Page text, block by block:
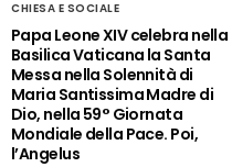
CHIESA E SOCIALE
Papa Leone XIV celebra nella
Basilica Vaticana la Santa
Messa nella Solennità di
Maria Santissima Madre di
Dio, nella 59° Giornata
Mondiale della Pace. Poi,
l’Angelus